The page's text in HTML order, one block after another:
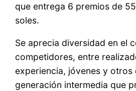
que entrega 6 premios de
soles.
Se aprecia diversidad en el
competidores, entre
experiencia, jóvenes y otros
generación intermedia que